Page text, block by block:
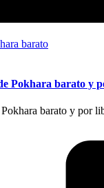
Pokhara barato y
barato y por